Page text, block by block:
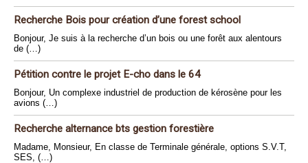
Recherche Bois pour création d’une forest school
Bonjour, Je suis à la recherche d’un bois ou une forêt aux alentours
de (…)
Pétition contre le projet E-cho dans le 64
Bonjour, Un complexe industriel de production de kérosène pour les
avions (…)
Recherche alternance bts gestion forestière
Madame, Monsieur, En classe de Terminale générale, options S.V.T,
SES, (…)